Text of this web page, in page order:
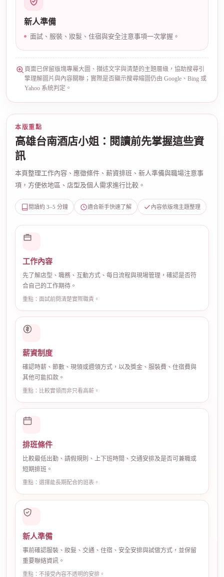
新人準備
面試、服裝、妝髮、住宿與安全注意事項一次掌握。
頁面已保留版塊專屬大圖、描述文字與清楚的主題層級，協助搜尋引
擎理解圖片與內容關聯；實際是否顯示搜尋縮圖仍由 Google、Bing 或
Yahoo 系統判定。
本版重點
高雄台南酒店小姐：閱讀前先掌握這些資
訊
本頁整理工作內容、應徵條件、薪資排班、新人準備與職場注意事
項，方便依地區、店型及個人需求進行比較。
閱讀約 3–5 分鐘 適合新手快速了解 內容依版塊主題整理
工作內容
先了解店型、職務、互動方式、每日流程與現場管理，確認是否符
合自己的工作期待。
重點：面試前問清楚實際職責。
薪資制度
確認時薪、節數、現領或週領方式，以及獎金、服裝費、住宿費與
其他可能扣款。
重點：比較實領而非只看高薪。
排班條件
比較最低出勤、請假規則、上下班時間、交通安排及是否可兼職或
短期排班。
重點：選擇能長期配合的班表。
新人準備
事前確認服裝、妝髮、交通、住宿、安全安排與試做方式，並保留
重要聯絡資訊。
重點：不接受內容不透明的安排。